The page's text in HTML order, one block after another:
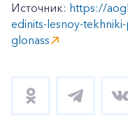
+7-800-700-24-
Частным
Источник: https://
edinits-lesnoy-
glonass